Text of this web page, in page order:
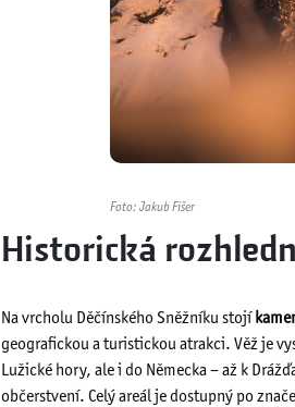
Foto: Jakub Fišer
Historická
Na vrcholu Děčínského Sněžníku stojí
geografickou a turistickou atrakci. Věž je
Lužické hory, ale i do Německa – až k
občerstvení. Celý areál je dostupný po